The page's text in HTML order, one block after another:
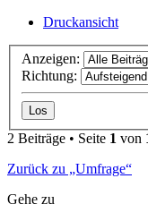
Druckansicht
Anzeigen:
Richtung:
2 Beiträge • Seite 1 von
Zurück zu „Umfrage“
Gehe zu